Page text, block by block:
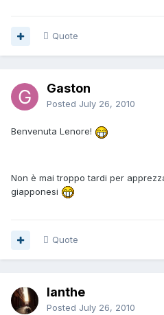
Quote
Gaston
Posted July 26, 2010
Benvenuta Lenore!
Non è mai troppo tardi per
giapponesi
Quote
Ianthe
Posted July 26, 2010